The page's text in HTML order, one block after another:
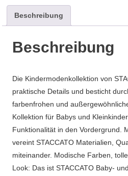
Beschreibung
Beschreibung
Die Kindermodenkollektion von
praktische Details und besticht
farbenfrohen und
Kollektion für Babys und
Funktionalität in den Vordergrund.
vereint STACCATO Materialien,
miteinander. Modische Farben,
Look: Das ist STACCATO Baby-